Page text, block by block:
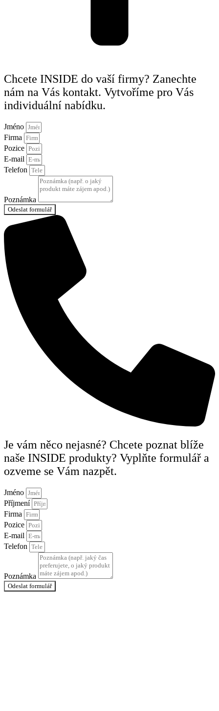
Chcete INSIDE do vaší firmy? Zanechte
nám na Vás kontakt. Vytvoříme pro Vás
individuální nabídku.
Jméno
Firma
Pozice
E-mail
Telefon
Poznámka
Odeslat formulář
Je vám něco nejasné? Chcete poznat blíže
naše INSIDE produkty? Vyplňte formulář a
ozveme se Vám nazpět.
Jméno
Příjmení
Firma
Pozice
E-mail
Telefon
Poznámka
Odeslat formulář